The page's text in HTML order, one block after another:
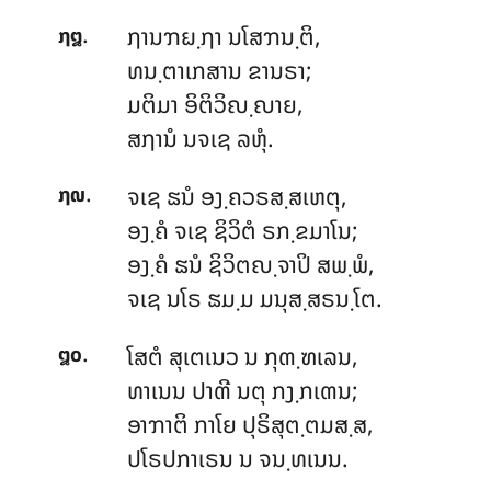
໗໘. ຐານຠຏ຺ຐາ ນໂສຠນ຺ຕິ,
ທນ຺ຕາເກສານ ຂານຣາ;
ມຕິມາ ອິຕິວິຎ຺ຎາຍ,
ສຐານໍ ນຈເຊ ລຫຸໍ.
໗໙.
ຈເຊ ຘນໍ ອງ຺ຄວຣສ຺ສເຫຕຸ,
ອງ຺ຄໍ ຈເຊ ຊິວິຕໍ ຣກ຺ຂມາໂນ;
ອງ຺ຄໍ ຘນໍ ຊິວິຕຎ຺ຈາປິ ສພ຺ພໍ,
ຈເຊ ນໂຣ ຘມ຺ມ ມນຸສ຺ສຣນ຺ໂຕ.
໘໐. ໂສຕໍ ສຸເຕເນວ ນ ກຸຓ຺ຑເລນ,
ທາເນນ ປາຓີ ນຕຸ ກງ຺ກເຓນ;
ອາຠາຕິ ກາໂຍ ປຸຣິສຸຕ຺ຕມສ຺ສ,
ປໂຣປກາເຣນ ນ ຈນ຺ທເນນ.